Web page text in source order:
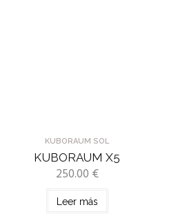
KUBORAUM SOL
KUBORAUM X5
250.00 €
Leer más